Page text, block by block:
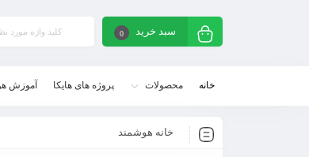
سبد خرید 0
خانه محصولات پروژه های هایکا آموزش
خانه هوشمند